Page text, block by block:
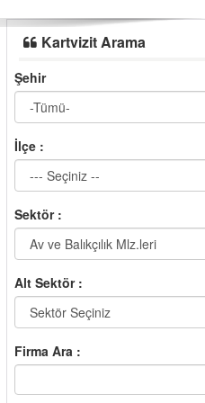
Kartvizit Arama
Şehir
İlçe :
Sektör :
Alt Sektör :
Firma Ara :